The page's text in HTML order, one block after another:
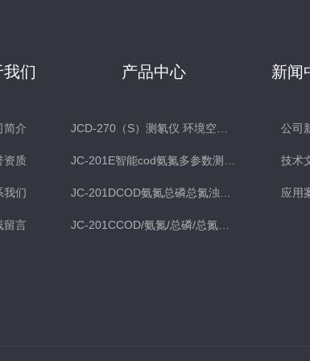
我们
简介
资质
我们
留言
产品中心 新闻
公司
技术
应用